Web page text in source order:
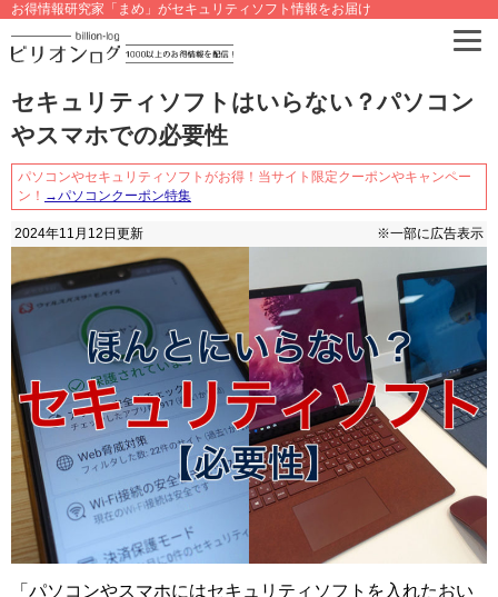
お得情報研究家「まめ」がセキュリティソフト情報をお届け
セキュリティソフトはいらない？パソコン
やスマホでの必要性
パソコンやセキュリティソフトがお得！当サイト限定クーポンやキャンペー
ン！ →パソコンクーポン特集
2024年11月12日 更新 ※一部に広告表示
「パソコンやスマホにはセキュリティソフトを入れたおい